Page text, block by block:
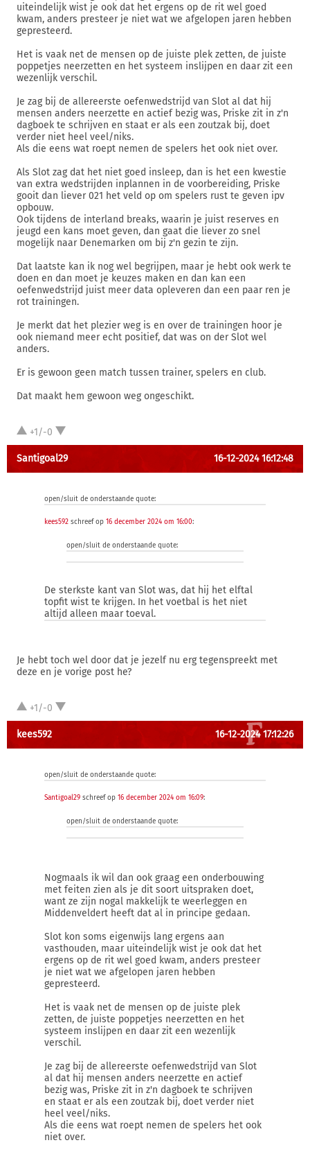
uiteindelijk wist je ook dat het ergens op de rit wel goed
kwam, anders presteer je niet wat we afgelopen jaren hebben
gepresteerd.
Het is vaak net de mensen op de juiste plek zetten, de juiste
poppetjes neerzetten en het systeem inslijpen en daar zit een
wezenlijk verschil.
Je zag bij de allereerste oefenwedstrijd van Slot al dat hij
mensen anders neerzette en actief bezig was, Priske zit in z'n
dagboek te schrijven en staat er als een zoutzak bij, doet
verder niet heel veel/niks.
Als die eens wat roept nemen de spelers het ook niet over.
Als Slot zag dat het niet goed insleep, dan is het een kwestie
van extra wedstrijden inplannen in de voorbereiding, Priske
gooit dan liever 021 het veld op om spelers rust te geven ipv
opbouw.
Ook tijdens de interland breaks, waarin je juist reserves en
jeugd een kans moet geven, dan gaat die liever zo snel
mogelijk naar Denemarken om bij z'n gezin te zijn.
Dat laatste kan ik nog wel begrijpen, maar je hebt ook werk te
doen en dan moet je keuzes maken en dan kan een
oefenwedstrijd juist meer data opleveren dan een paar ren je
rot trainingen.
Je merkt dat het plezier weg is en over de trainingen hoor je
ook niemand meer echt positief, dat was on der Slot wel
anders.
Er is gewoon geen match tussen trainer, spelers en club.
Dat maakt hem gewoon weg ongeschikt.
+1/-0
Santigoal29 16-12-2024 16:12:48
open/sluit de onderstaande quote:
kees592 schreef op 16 december 2024 om 16:00:
open/sluit de onderstaande quote:
De sterkste kant van Slot was, dat hij het elftal
topfit wist te krijgen. In het voetbal is het niet
altijd alleen maar toeval.
Je hebt toch wel door dat je jezelf nu erg tegenspreekt met
deze en je vorige post he?
+1/-0
kees592 16-12-2024 17:12:26
open/sluit de onderstaande quote:
Santigoal29 schreef op 16 december 2024 om 16:09:
open/sluit de onderstaande quote:
Nogmaals ik wil dan ook graag een onderbouwing
met feiten zien als je dit soort uitspraken doet,
want ze zijn nogal makkelijk te weerleggen en
Middenveldert heeft dat al in principe gedaan.
Slot kon soms eigenwijs lang ergens aan
vasthouden, maar uiteindelijk wist je ook dat het
ergens op de rit wel goed kwam, anders presteer
je niet wat we afgelopen jaren hebben
gepresteerd.
Het is vaak net de mensen op de juiste plek
zetten, de juiste poppetjes neerzetten en het
systeem inslijpen en daar zit een wezenlijk
verschil.
Je zag bij de allereerste oefenwedstrijd van Slot
al dat hij mensen anders neerzette en actief
bezig was, Priske zit in z'n dagboek te schrijven
en staat er als een zoutzak bij, doet verder niet
heel veel/niks.
Als die eens wat roept nemen de spelers het ook
niet over.